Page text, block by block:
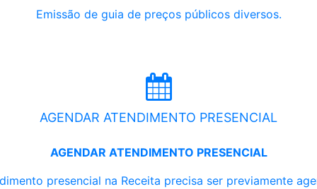
Emissão de guia de preços públicos diversos.
AGENDAR ATENDIMENTO PRESENCIAL
AGENDAR ATENDIMENTO PRESENCIAL
presencial na Receita precisa ser previamente